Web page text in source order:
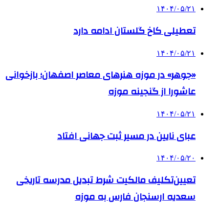
۱۴۰۴/۰۵/۲۱
تعطیلی کاخ گلستان ادامه دارد
۱۴۰۴/۰۵/۲۱
«جوهر» در موزه هنرهای معاصر اصفهان؛ بازخوانی
عاشورا از گنجینه موزه
۱۴۰۴/۰۵/۲۱
عبای نایین در مسیر ثبت جهانی افتاد
۱۴۰۴/۰۵/۲۰
تعیین‌تکلیف مالکیت شرط تبدیل مدرسه تاریخی
سعدیه ارسنجان فارس به موزه